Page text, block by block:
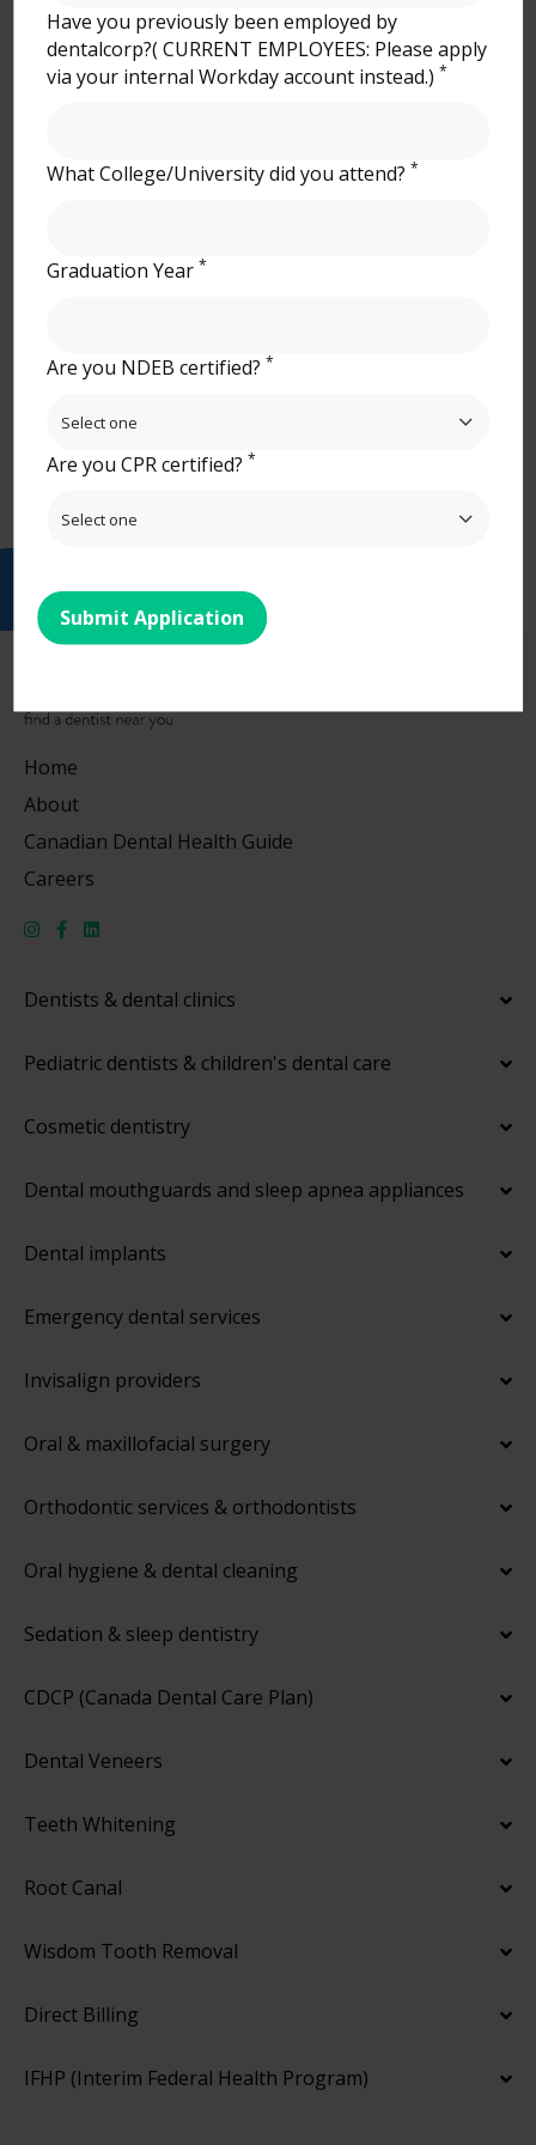
au (416) 558-8338. Les demandes seront traitées de
façon confidentielle et évaluées au cas par cas.
Location
(418) 962-0001
Refer this Dental Office
Email
Home
About
Canadian Dental Health Guide
Careers
Dentists & dental clinics
Pediatric dentists & children's dental care
Cosmetic dentistry
Dental mouthguards and sleep apnea appliances
Dental implants
Emergency dental services
Invisalign providers
Oral & maxillofacial surgery
Orthodontic services & orthodontists
Oral hygiene & dental cleaning
Sedation & sleep dentistry
CDCP (Canada Dental Care Plan)
Dental Veneers
Teeth Whitening
Root Canal
Wisdom Tooth Removal
Direct Billing
IFHP (Interim Federal Health Program)
Have you previously been employed by
dentalcorp?( CURRENT EMPLOYEES: Please apply
via your internal Workday account instead.)*
What College/University did you attend?*
Graduation Year*
Are you NDEB certified?*
Are you CPR certified?*
Submit Application